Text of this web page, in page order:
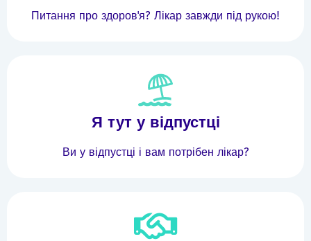
Питання про здоров'я? Лікар завжди під рукою!
Я тут у відпустці
Ви у відпустці і вам потрібен лікар?